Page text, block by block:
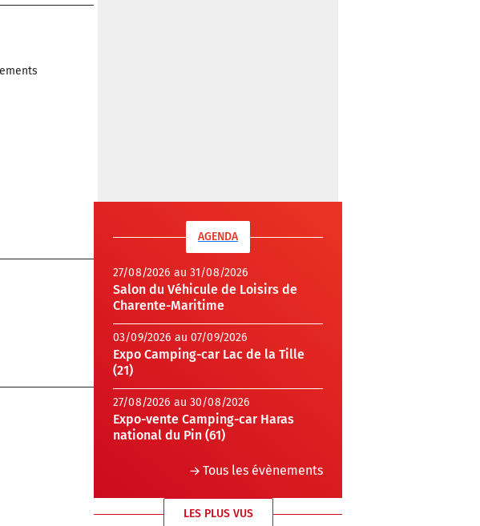
AGENDA
27/08/2026 au 31/08/2026
Salon du Véhicule de Loisirs de
Charente-Maritime
03/09/2026 au 07/09/2026
Expo Camping-car Lac de la Tille
(21)
27/08/2026 au 30/08/2026
Expo-vente Camping-car Haras
national du Pin (61)
Tous les évènements
LES PLUS VUS